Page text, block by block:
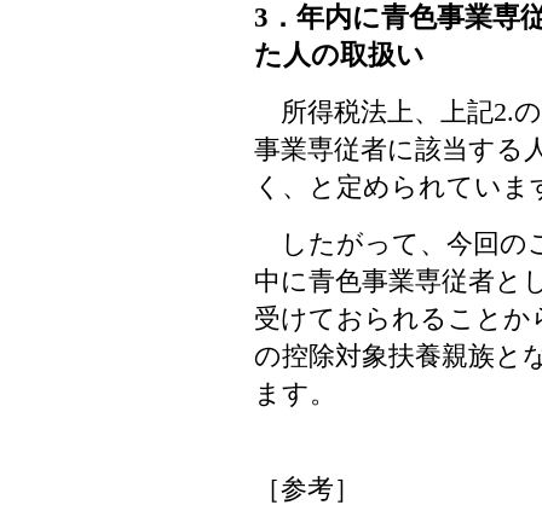
3．年内に青色事業専
た人の取扱い
所得税法上、上記2.
事業専従者に該当する
く、と定められていま
したがって、今回の
中に青色事業専従者と
受けておられることか
の控除対象扶養親族と
ます。
［参考］